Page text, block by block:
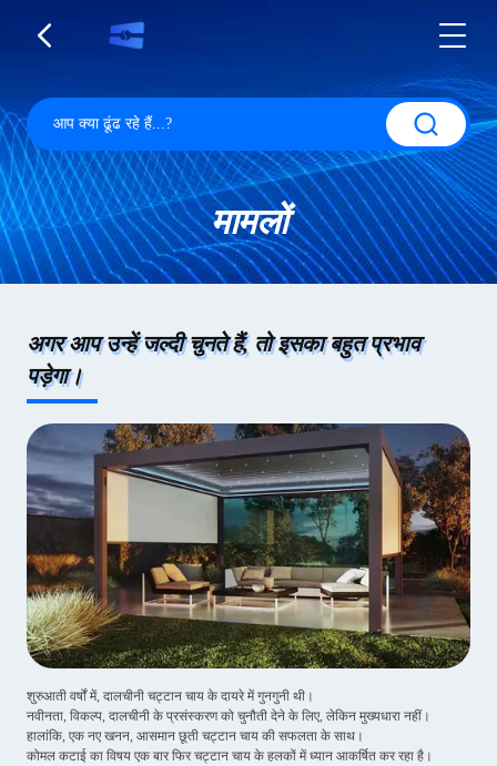
मामलों
अगर आप उन्हें जल्दी चुनते हैं, तो इसका बहुत प्रभाव
पड़ेगा।
शुरुआती वर्षों में, दालचीनी चट्टान चाय के दायरे में गुनगुनी थी।
नवीनता, विकल्प, दालचीनी के प्रसंस्करण को चुनौती देने के लिए, लेकिन मुख्यधारा नहीं।
हालांकि, एक नए खनन, आसमान छूती चट्टान चाय की सफलता के साथ।
कोमल कटाई का विषय एक बार फिर चट्टान चाय के हलकों में ध्यान आकर्षित कर रहा है।